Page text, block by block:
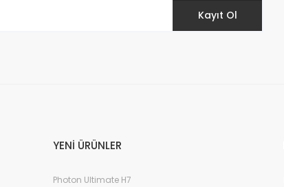
Kayıt Ol
YENİ ÜRÜNLER
Photon Ultimate H7